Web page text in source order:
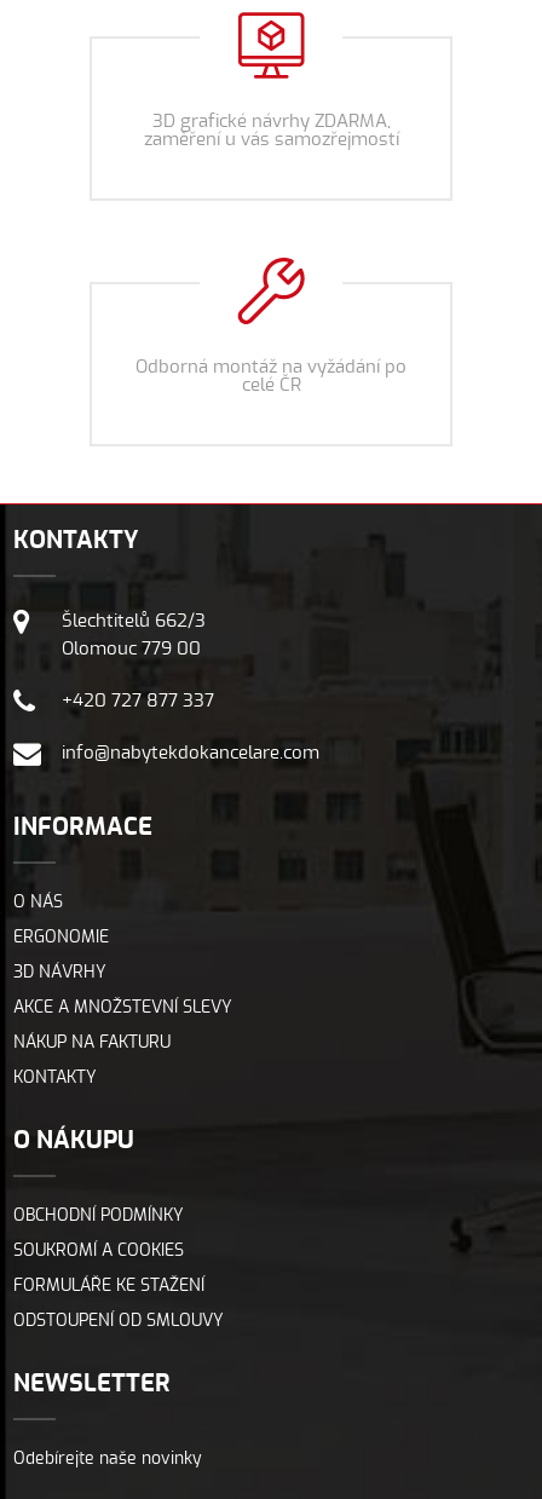
3D grafické návrhy ZDARMA,
zaměření u vás samozřejmostí
Odborná montáž na vyžádání po
celé ČR
KONTAKTY
Šlechtitelů 662/3
Olomouc 779 00
+420 727 877 337
info@nabytekdokancelare.com
INFORMACE
O NÁS
ERGONOMIE
3D NÁVRHY
AKCE A MNOŽSTEVNÍ SLEVY
NÁKUP NA FAKTURU
KONTAKTY
O NÁKUPU
OBCHODNÍ PODMÍNKY
SOUKROMÍ A COOKIES
FORMULÁŘE KE STAŽENÍ
ODSTOUPENÍ OD SMLOUVY
NEWSLETTER
Odebírejte naše novinky